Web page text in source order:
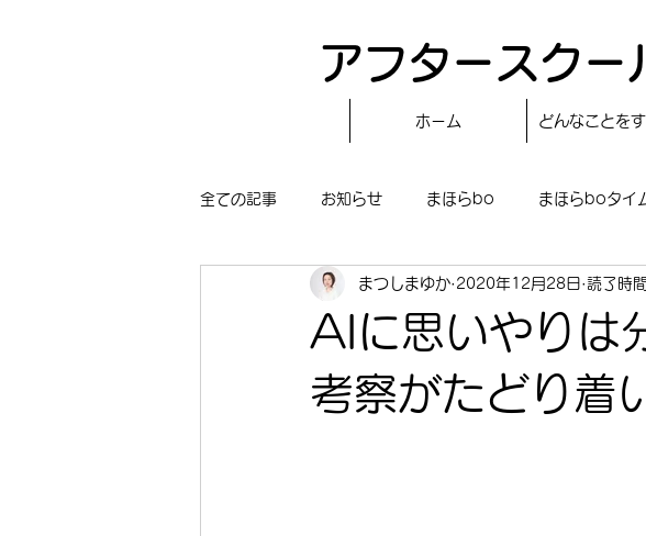
アフタースクー
ホーム どんなことを
全ての記事 お知らせ まほらbo まほらboタイ
〝自分で作る〟もぐもぐタイム レシピ 24節気
まほらboの学習／仕事 まほらboのあそび ま
AIに思いやりは
考察がたどり着
まつしまゆか 2020年12月28日 読了時